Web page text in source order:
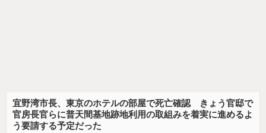
宜野湾市長、東京のホテルの部屋で死亡確認 きょう官邸で
官房長官らに普天間基地跡地利用の取組みを着実に進めるよ
う要請する予定だった